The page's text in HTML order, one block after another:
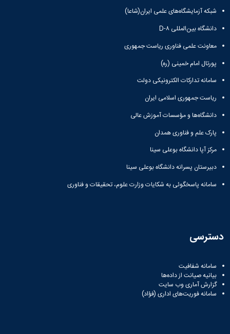
شبکه آزمایشگاه‌های علمی ایران(شاعا)
دانشگاه بین‌المللی D-۸
معاونت علمی فناوری ریاست جمهوری
پورتال امام خمینی (ره)
سامانه تدارکات الکترونیکی دولت
ریاست جمهوری اسلامی ایران
دانشگاه‌ها و مؤسسات آموزش عالی
پارک علم و فناوری همدان
مرکز آپا دانشگاه بوعلی سینا
دبیرستان پسرانه دانشگاه بوعلی سینا
سامانه پاسخگوئی به شکایات وزارت علوم، تحقیقات و فناوری
دسترسی
سامانه شفافیت
بیانیه صیانت از داده‌ها
گزارش آماری وب‌ سایت
سامانه فوریت‌های اداری (فؤاد)